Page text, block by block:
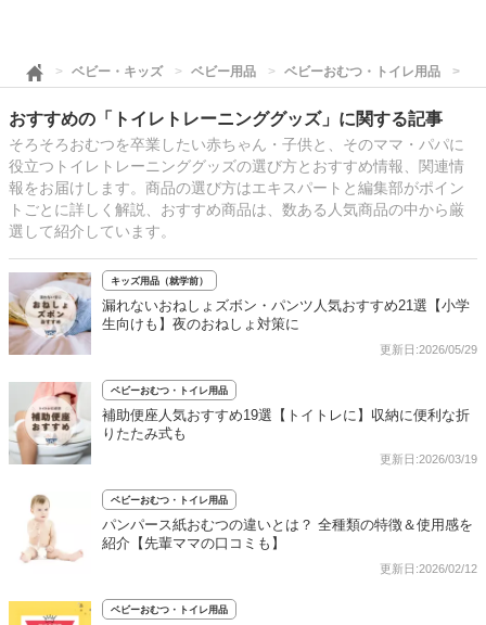
ベビー・キッズ ベビー用品 ベビーおむつ・トイレ用品
おすすめの「トイレトレーニンググッズ」に関する記事
そろそろおむつを卒業したい赤ちゃん・子供と、そのママ・パパに
役立つトイレトレーニンググッズの選び方とおすすめ情報、関連情
報をお届けします。商品の選び方はエキスパートと編集部がポイン
トごとに詳しく解説、おすすめ商品は、数ある人気商品の中から厳
選して紹介しています。
キッズ用品（就学前）
漏れないおねしょズボン・パンツ人気おすすめ21選【小学
生向けも】夜のおねしょ対策に
更新日:2026/05/29
ベビーおむつ・トイレ用品
補助便座人気おすすめ19選【トイトレに】収納に便利な折
りたたみ式も
更新日:2026/03/19
ベビーおむつ・トイレ用品
パンパース紙おむつの違いとは？ 全種類の特徴＆使用感を
紹介【先輩ママの口コミも】
更新日:2026/02/12
ベビーおむつ・トイレ用品